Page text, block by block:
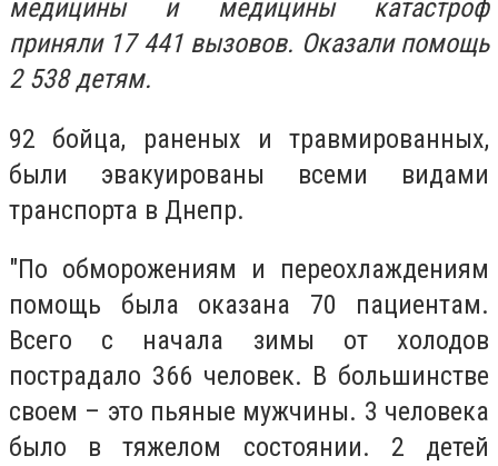
медицины и медицины катастроф
приняли 17 441 вызовов. Оказали помощь
2 538 детям.
92 бойца, раненых и травмированных,
были эвакуированы всеми видами
транспорта в Днепр.
"По обморожениям и переохлаждениям
помощь была оказана 70 пациентам.
Всего с начала зимы от холодов
пострадало 366 человек. В большинстве
своем – это пьяные мужчины. 3 человека
было в тяжелом состоянии. 2 детей